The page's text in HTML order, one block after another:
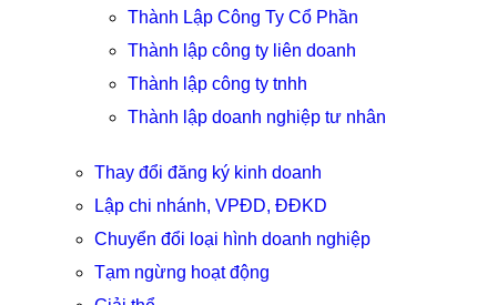
Thành Lập Công Ty Cổ Phần
Thành lập công ty liên doanh
Thành lập công ty tnhh
Thành lập doanh nghiệp tư nhân
Thay đổi đăng ký kinh doanh
Lập chi nhánh, VPĐD, ĐĐKD
Chuyển đổi loại hình doanh nghiệp
Tạm ngừng hoạt động